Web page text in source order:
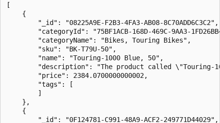
[
    {
        "_id": "08225A9E-F2B3-4FA3-AB08-8C70ADD6C3C2",
"categoryId": "75BF1ACB-168D-469C-9AA3-
        "categoryName": "Bikes, Touring Bikes",
        "sku": "BK-T79U-50",
        "name": "Touring-1000 Blue, 50",
"description": "The product called \"Touring-
        "price": 2384.0700000000002,
        "tags": [
        ]
    },
    {
        "_id": "0F124781-C991-48A9-ACF2-249771D44029",